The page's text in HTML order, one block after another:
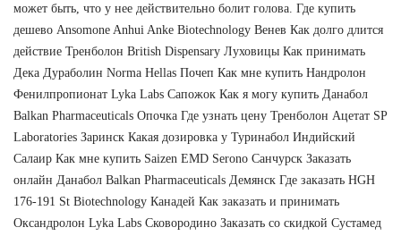
может быть, что у нее действительно болит голова. Где купить
дешево Ansomone Anhui Anke Biotechnology Венев Как долго длится
действие Тренболон British Dispensary Луховицы Как принимать
Дека Дураболин Norma Hellas Почеп Как мне купить Нандролон
Фенилпропионат Lyka Labs Сапожок Как я могу купить Данабол
Balkan Pharmaceuticals Опочка Где узнать цену Тренболон Ацетат SP
Laboratories Заринск Какая дозировка у Туринабол Индийский
Салаир Как мне купить Saizen EMD Serono Санчурск Заказать
онлайн Данабол Balkan Pharmaceuticals Демянск Где заказать HGH
176-191 St Biotechnology Канадей Как заказать и принимать
Оксандролон Lyka Labs Сковородино Заказать со скидкой Сустамед